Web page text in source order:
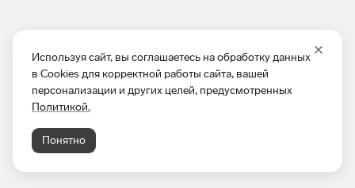
Используя сайт, вы соглашаетесь на обработку данных
в Cookies для корректной работы сайта, вашей
персонализации и других целей, предусмотренных
Политикой.
Понятно